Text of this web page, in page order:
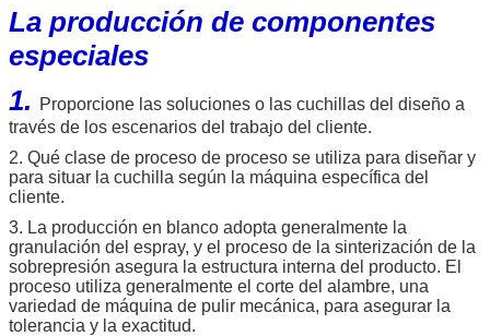
La producción de componentes
especiales
1.
Proporcione las soluciones o las cuchillas del diseño a
través de los escenarios del trabajo del cliente.
2. Qué clase de proceso de proceso se utiliza para diseñar y
para situar la cuchilla según la máquina específica del
cliente.
3. La producción en blanco adopta generalmente la
granulación del espray, y el proceso de la sinterización de la
sobrepresión asegura la estructura interna del producto. El
proceso utiliza generalmente el corte del alambre, una
variedad de máquina de pulir mecánica, para asegurar la
tolerancia y la exactitud.